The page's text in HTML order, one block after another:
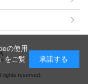
rights reserved.
の使用
をご覧
承諾する